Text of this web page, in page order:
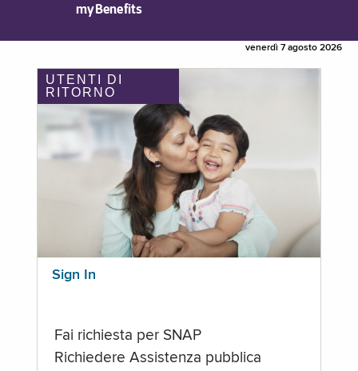
myBenefits
venerdì 7 agosto 2026
UTENTI DI
RITORNO
Sign In
Fai richiesta per SNAP
Richiedere Assistenza pubblica